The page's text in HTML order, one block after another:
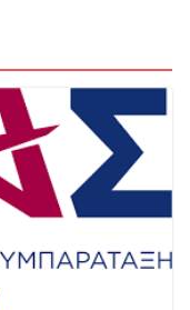
ο
με
τά
λλ
ιο
γι
ν